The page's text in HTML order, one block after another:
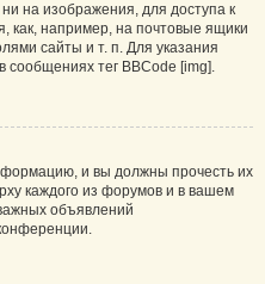
на изображения, для доступа к
как, например, на почтовые ящики
сайты и т. п. Для указания
сообщениях тег BBCode [img].
и вы должны прочесть их
каждого из форумов и в вашем
объявлений